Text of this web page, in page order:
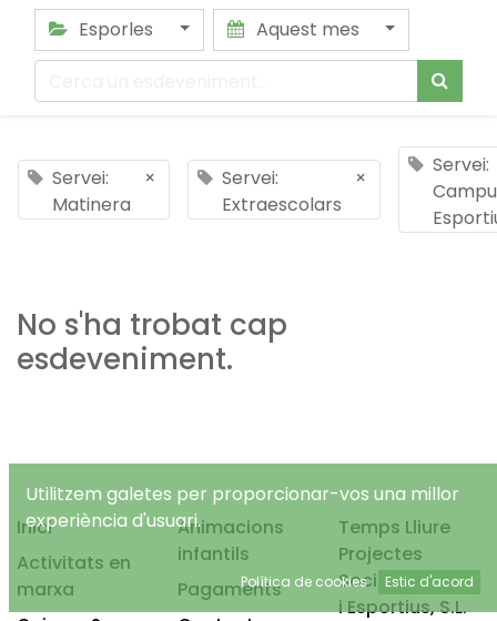
Esporles
Aquest mes
Servei:
Matinera
×
Servei:
Extraescolars
×
Servei:
No s'ha trobat cap
esdeveniment.
Inici
Activitats en
marxa
Animacions
infantils
Pagaments
Temps Lliure
Projectes
Socioeducatius
i Esportius, S.L.
Utilitzem galetes per proporcionar-vos una millor
experiència d'usuari.
Política de cookies Estic d'acord